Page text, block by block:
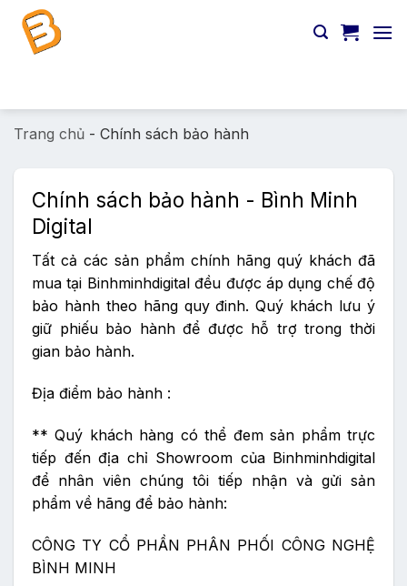
Chuyển
đến
Trang chủ - Chính sách bảo hành
Chính sách bảo hành - Bình Minh
Digital
Tất cả các sản phẩm chính hãng quý khách đã
mua tại Binhminhdigital đều được áp dụng chế độ
bảo hành theo hãng quy đinh. Quý khách lưu ý
giữ phiếu bảo hành để được hỗ trợ trong thời
gian bảo hành.
Địa điểm bảo hành :
** Quý khách hàng có thể đem sản phẩm trực
tiếp đến địa chỉ Showroom của Binhminhdigital
để nhân viên chúng tôi tiếp nhận và gửi sản
phẩm về hãng để bảo hành:
CÔNG TY CỔ PHẦN PHÂN PHỐI CÔNG NGHỆ
BÌNH MINH